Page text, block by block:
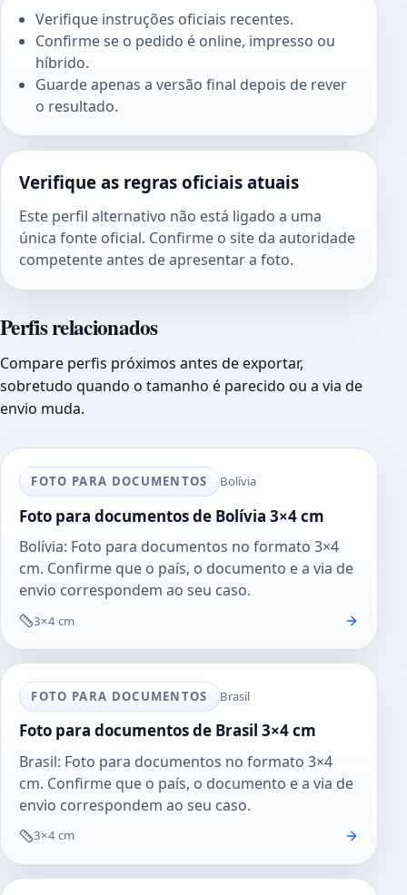
Verifique instruções oficiais recentes.
Confirme se o pedido é online, impresso ou
híbrido.
Guarde apenas a versão final depois de rever
o resultado.
Verifique as regras oficiais atuais
Este perfil alternativo não está ligado a uma
única fonte oficial. Confirme o site da autoridade
competente antes de apresentar a foto.
Perfis relacionados
Compare perfis próximos antes de exportar,
sobretudo quando o tamanho é parecido ou a via de
envio muda.
FOTO PARA DOCUMENTOS Bolívia
Foto para documentos de Bolívia 3×4 cm
Bolívia: Foto para documentos no formato 3×4
cm. Confirme que o país, o documento e a via de
envio correspondem ao seu caso.
3×4 cm
FOTO PARA DOCUMENTOS Brasil
Foto para documentos de Brasil 3×4 cm
Brasil: Foto para documentos no formato 3×4
cm. Confirme que o país, o documento e a via de
envio correspondem ao seu caso.
3×4 cm